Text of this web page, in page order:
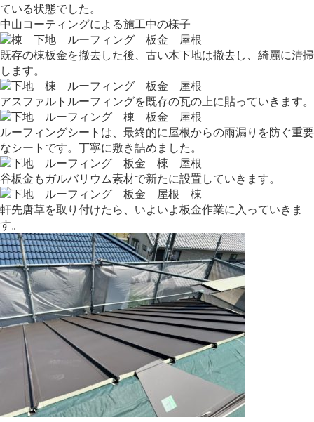
ている状態でした。
中山コーティングによる施工中の様子
既存の棟板金を撤去した後、古い木下地は撤去し、綺麗に清掃
します。
アスファルトルーフィングを既存の瓦の上に貼っていきます。
ルーフィングシートは、最終的に屋根からの雨漏りを防ぐ重要
なシートです。丁寧に敷き詰めました。
谷板金もガルバリウム素材で新たに設置していきます。
軒先唐草を取り付けたら、いよいよ板金作業に入っていきま
す。